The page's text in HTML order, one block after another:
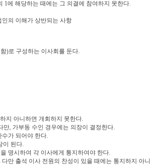
1에 해당하는 때에는 그 의결에 참여하지 못한다.
의 이해가 상반되는 사항
)로 구성하는 이사회를 둔다.
지 아니하면 개회하지 못한다.
만, 가부동 수인 경우에는 의장이 결정한다.
수가 되어야 한다.
이 된다.
명시하여 각 이사에게 통지하여야 한다.
다만 출석 이사 전원의 찬성이 있을 때에는 통지하지 아니